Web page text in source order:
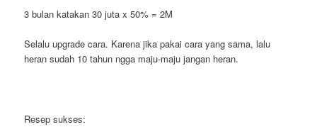
3 bulan katakan 30 juta x 50% = 2M
Selalu upgrade cara. Karena jika pakai cara yang sama, lalu
heran sudah 10 tahun ngga maju-maju jangan heran.
Resep sukses: